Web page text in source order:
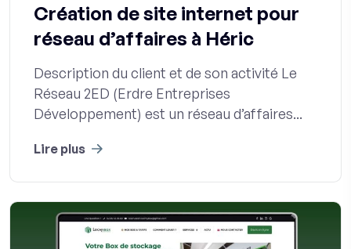
Création de site internet pour
réseau d’affaires à Héric
Description du client et de son activité Le
Réseau 2ED (Erdre Entreprises
Développement) est un réseau d’affaires...
Lire plus